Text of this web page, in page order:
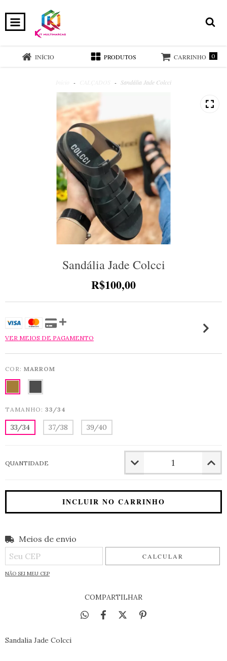
INÍCIO PRODUTOS CARRINHO 0
- - Sandália Jade Colcci
Sandália Jade Colcci
R$100,00
VER MEIOS DE PAGAMENTO
COR: MARROM
TAMANHO: 33/34
33/34 37/38 39/40
QUANTIDADE
Entregas para o CEP:
Meios de envio
CALCULAR
NÃO SEI MEU CEP
COMPARTILHAR
Sandalia Jade Colcci